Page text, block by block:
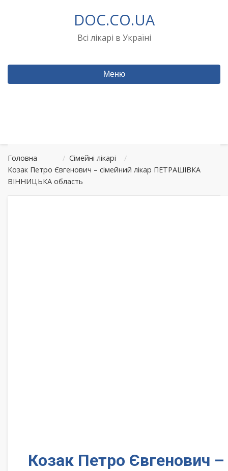
DOC.CO.UA
Всі лікарі в Україні
Меню
Головна / Сімейні лікарі
/
Козак Петро Євгенович – сімейний лікар ПЕТРАШІВКА
ВІННИЦЬКА область
Козак Петро Євгенович –